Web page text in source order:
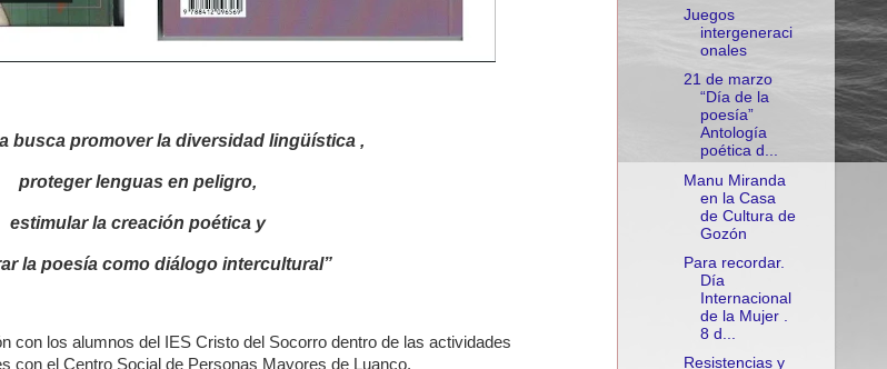
busca promover la diversidad lingüística ,
proteger lenguas en peligro,
estimular la creación poética y
la poesía como diálogo intercultural”
con los alumnos del IES Cristo del Socorro dentro de las actividades
con el Centro Social de Personas Mayores de Luanco.
Juegos
intergeneraci
onales
21 de marzo
“Día de la
poesía”
Antología
poética d...
Manu Miranda
en la Casa
de Cultura de
Gozón
Para recordar.
Día
Internacional
de la Mujer .
8 d...
Resistencias y